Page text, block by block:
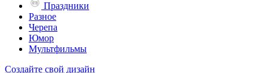
Праздники
Разное
Черепа
Юмор
Мультфильмы
Создайте свой дизайн